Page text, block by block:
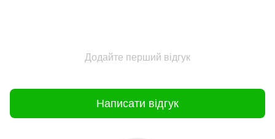
Додайте перший відгук
Написати відгук